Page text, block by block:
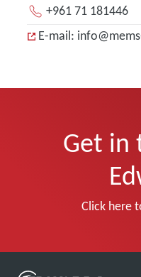
+961 71 181446
E-mail:
Get in
Click here